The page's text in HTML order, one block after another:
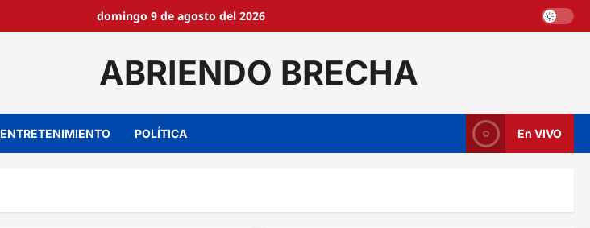
domingo 9 de agosto del 2026
ABRIENDO BRECHA
ENTRETENIMIENTO POLÍTICA En VIVO